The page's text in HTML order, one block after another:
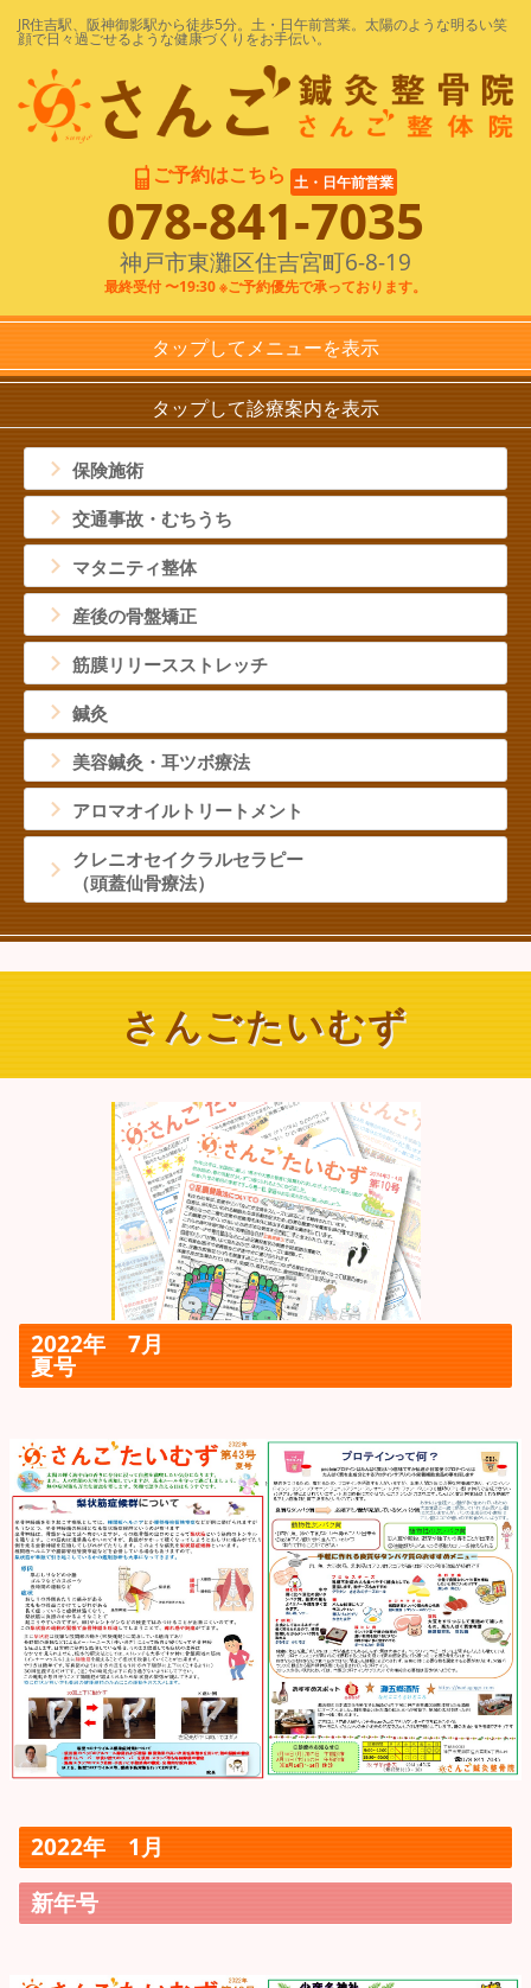
JR住吉駅、阪神御影駅から徒歩5分。土・日午前営業。太陽のような明るい笑
顔で日々過ごせるような健康づくりをお手伝い。
ご予約はこちら 土・日午前営業
078-841-7035
神戸市東灘区住吉宮町6-8-19
最終受付 〜19:30 ※ご予約優先で承っております。
タップしてメニューを表示
さんご鍼灸整骨院
診療案内
施術料金
よくあるご質問
地図・アクセス
タップして診療案内を表示
保険施術
交通事故・むちうち
マタニティ整体
産後の骨盤矯正
筋膜リリースストレッチ
鍼灸
美容鍼灸・耳ツボ療法
アロマオイルトリートメント
クレニオセイクラルセラピー
（頭蓋仙骨療法）
さんごたいむず
2022年 7月
夏号
2022年 1月
新年号